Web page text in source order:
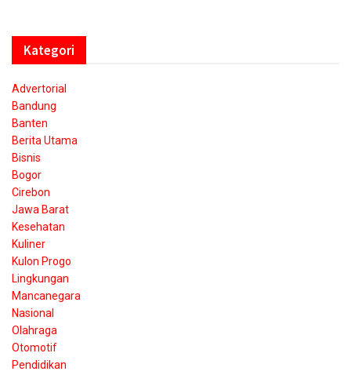
Kategori
Advertorial
Bandung
Banten
Berita Utama
Bisnis
Bogor
Cirebon
Jawa Barat
Kesehatan
Kuliner
Kulon Progo
Lingkungan
Mancanegara
Nasional
Olahraga
Otomotif
Pendidikan